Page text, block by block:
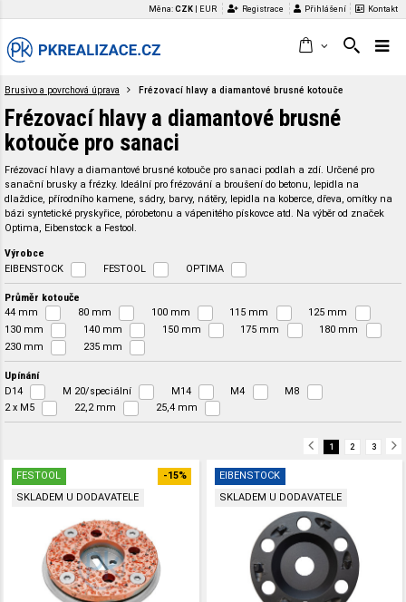
Měna:CZK EUR Registrace Přihlášení Kontakt
Brusivo a povrchová úprava Frézovací hlavy a diamantové brusné kotouče
Frézovací hlavy a diamantové brusné
kotouče pro sanaci
Frézovací hlavy a diamantové brusné kotouče pro sanaci podlah a zdí. Určené pro
sanační brusky a frézky. Ideální pro frézování a broušení do betonu, lepidla na
dlaždice, přírodního kamene, sádry, barvy, nátěry, lepidla na koberce, dřeva, omítky na
bázi syntetické pryskyřice, pórobetonu a vápenitého pískovce atd. Na výběr od značek
Optima, Eibenstock a Festool.
Výrobce
EIBENSTOCK FESTOOL OPTIMA
Průměr kotouče
44 mm 80 mm 100 mm 115 mm
125 mm
130 mm
140 mm 150 mm 175 mm
180 mm
230 mm
235 mm
Upínání
D14 M 20/speciální M14 M4
M8
2 x M5
22,2 mm 25,4 mm
1 2 3
FESTOOL
SKLADEM U DODAVATELE
-15%
EIBENSTOCK
SKLADEM U DODAVATELE